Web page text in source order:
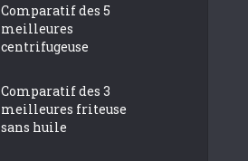
Comparatif des 5
meilleures
centrifugeuse
Comparatif des 3
meilleures friteuse
sans huile